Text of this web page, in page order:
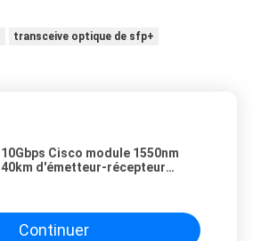
transceive optique de sfp+
10Gbps Cisco module 1550nm
40km d'émetteur-récepteur
Continuer